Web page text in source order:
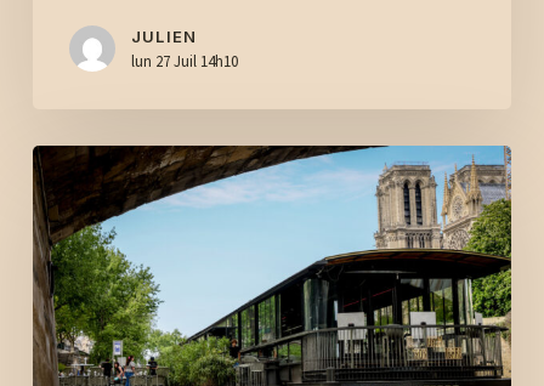
JULIEN
lun 27 Juil 14h10
Lieu
événementiel
à
Paris
:
privatisez
une